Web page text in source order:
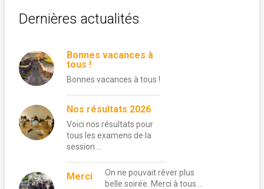
Dernières actualités
Bonnes vacances à
tous !
Bonnes vacances à tous !
Nos résultats 2026
Voici nos résultats pour
tous les examens de la
session …
Merci
On ne pouvait rêver plus
belle soirée. Merci à tous …